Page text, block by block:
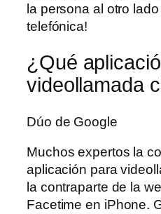
la persona al otro
telefónica!
¿Qué
videollamada
Dúo de Google
Muchos expertos la
aplicación para
la contraparte de la
Facetime en iPhone.